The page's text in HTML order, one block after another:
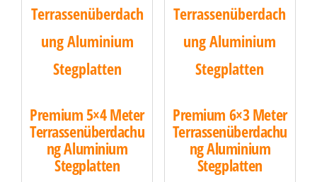
Premium 5×4 Meter
Terrassenüberdachu
ng Aluminium
Stegplatten
Premium 6×3 Meter
Terrassenüberdachu
ng Aluminium
Stegplatten